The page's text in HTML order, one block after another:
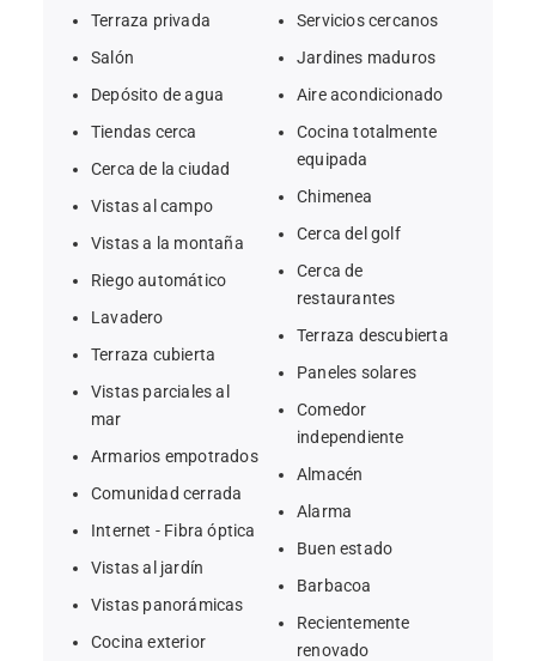
La propiedad tiene un gran potencial, incluida la
posibilidad de agregar una primera planta que
disfrutaría de vistas abiertas al mar.
Terraza privada
Salón
Depósito de agua
Tiendas cerca
Cerca de la ciudad
Vistas al campo
Vistas a la montaña
Riego automático
Lavadero
Terraza cubierta
Vistas parciales al
mar
Armarios empotrados
Comunidad cerrada
Internet - Fibra óptica
Vistas al jardín
Vistas panorámicas
Cocina exterior
Servicios cercanos
Jardines maduros
Aire acondicionado
Cocina totalmente
equipada
Chimenea
Cerca del golf
Cerca de
restaurantes
Terraza descubierta
Paneles solares
Comedor
independiente
Almacén
Alarma
Buen estado
Barbacoa
Recientemente
renovado